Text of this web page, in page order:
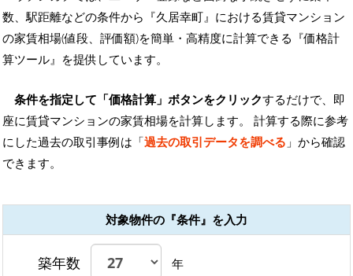
数、駅距離などの条件から『久居幸町』における賃貸マンション
の家賃相場(値段、評価額)を簡単・高精度に計算できる『価格計
算ツール』を提供しています。
条件を指定して「価格計算」ボタンをクリックするだけで、即
座に賃貸マンションの家賃相場を計算します。 計算する際に参考
にした過去の取引事例は「過去の取引データを調べる 」から確認
できます。
対象物件の『条件』を入力
築年数 年